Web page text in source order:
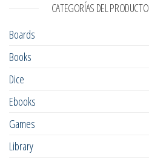
CATEGORÍAS DEL PRODUCTO
Boards
Books
Dice
Ebooks
Games
Library